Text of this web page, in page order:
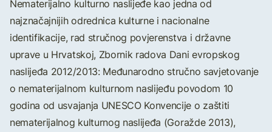
Nematerijalno kulturno naslijeđe kao jedna od
najznačajnijih odrednica kulturne i nacionalne
identifikacije, rad stručnog povjerenstva i državne
uprave u Hrvatskoj, Zbornik radova Dani evropskog
naslijeđa 2012/2013: Međunarodno stručno savjetovanje
o nematerijalnom kulturnom naslijeđu povodom 10
godina od usvajanja UNESCO Konvencije o zaštiti
nematerijalnog kulturnog naslijeđa (Goražde 2013),